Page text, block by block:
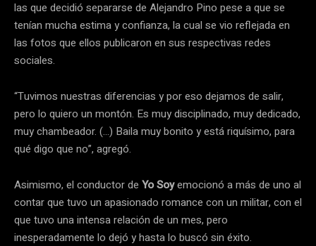
las que decidió separarse de Alejandro Pino pese a que se
tenían mucha estima y confianza, la cual se vio reflejada en
las fotos que ellos publicaron en sus respectivas redes
sociales.
“Tuvimos nuestras diferencias y por eso dejamos de salir,
pero lo quiero un montón. Es muy disciplinado, muy dedicado,
muy chambeador. (…) Baila muy bonito y está riquísimo, para
qué digo que no”, agregó.
Asimismo, el conductor de Yo Soyemocionó a más de uno al
contar que tuvo un apasionado romance con un militar, con el
que tuvo una intensa relación de un mes, pero
inesperadamente lo dejó y hasta lo buscó sin éxito.